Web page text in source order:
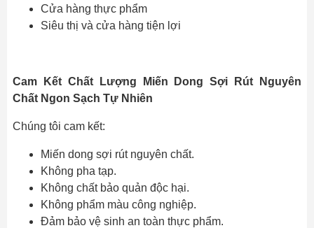
Cửa hàng thực phẩm
Siêu thị và cửa hàng tiện lợi
Cam Kết Chất Lượng Miến Dong Sợi Rút Nguyên
Chất Ngon Sạch Tự Nhiên
Chúng tôi cam kết:
Miến dong sợi rút nguyên chất.
Không pha tạp.
Không chất bảo quản độc hại.
Không phẩm màu công nghiệp.
Đảm bảo vệ sinh an toàn thực phẩm.